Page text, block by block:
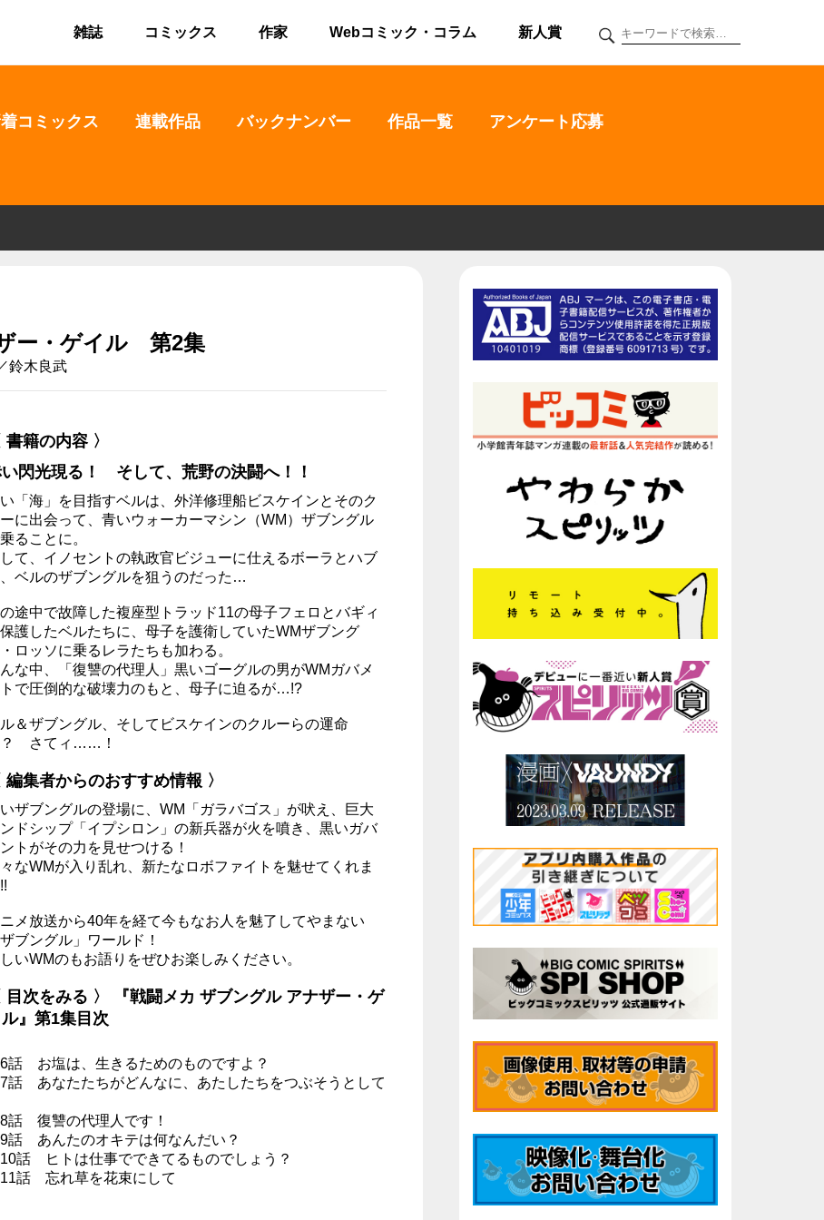
雑誌 コミックス 作家 Webコミック・コラム 新人賞
コミックス 連載作品 バックナンバー 作品一覧 アンケート応募
ー・ゲイル 第2集
鈴木良武
書籍の内容 〉
閃光現る！ そして、荒野の決闘へ！！
「海」を目指すベルは、外洋修理船ビスケインとそのク
に出会って、青いウォーカーマシン（WM）ザブングル
ることに。
て、イノセントの執政官ビジューに仕えるボーラとハブ
ベルのザブングルを狙うのだった…
途中で故障した複座型トラッド11の母子フェロとバギィ
護したベルたちに、母子を護衛していたWMザブング
ロッソに乗るレラたちも加わる。
な中、「復讐の代理人」黒いゴーグルの男がWMガバメ
で圧倒的な破壊力のもと、母子に迫るが…!?
＆ザブングル、そしてビスケインのクルーらの運命
？ さてィ……！
編集者からのおすすめ情報 〉
ザブングルの登場に、WM「ガラバゴス」が吠え、巨大
ドシップ「イプシロン」の新兵器が火を噴き、黒いガバ
ントがその力を見せつける！
なWMが入り乱れ、新たなロボファイトを魅せてくれま
メ放送から40年を経て今もなお人を魅了してやまない
ザブングル」ワールド！
いWMのもお語りをぜひお楽しみください。
目次をみる 〉 『戦闘メカ ザブングル アナザー・ゲ
』第1集目次
話 お塩は、生きるためのものですよ？
話 あなたたちがどんなに、あたしたちをつぶそうとして
話 復讐の代理人です！
話 あんたのオキテは何なんだい？
話 ヒトは仕事でできてるものでしょう？
話 忘れ草を花束にして